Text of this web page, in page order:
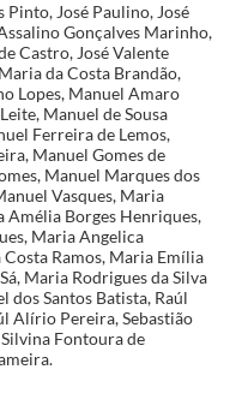
Pinto, José Paulino, José
Gonçalves Marinho,
Castro, José Valente
da Costa Brandão,
Lopes, Manuel Amaro
Manuel de Sousa
Ferreira de Lemos,
Manuel Gomes de
Manuel Marques dos
Vasques, Maria
Amélia Borges Henriques,
Maria Angelica
Ramos, Maria Emília
Maria Rodrigues da Silva
dos Santos Batista, Raúl
Alírio Pereira, Sebastião
Fontoura de